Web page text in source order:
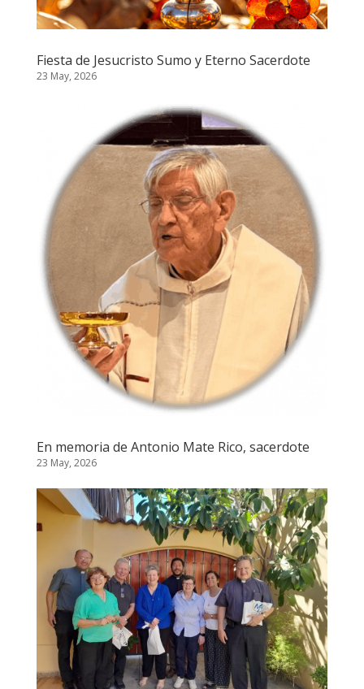
Fiesta de Jesucristo Sumo y Eterno Sacerdote
23 May, 2026
En memoria de Antonio Mate Rico, sacerdote
23 May, 2026